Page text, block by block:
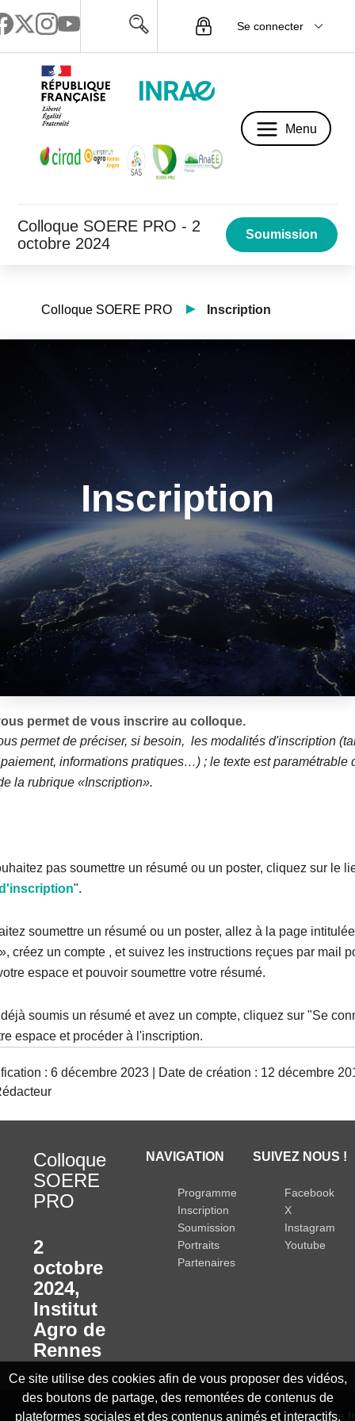
Se connecter
Menu
Colloque SOERE PRO - 2
octobre 2024
Soumission
Colloque SOERE PRO Inscription
Inscription
permet de vous inscrire au colloque.
permet de préciser, si besoin, les modalités d'inscription
informations pratiques…) ; le texte est paramétrable
la rubrique «Inscription».
pas soumettre un résumé ou un poster, cliquez sur le
".
soumettre un résumé ou un poster, allez à la page intitulée
créez un compte , et suivez les instructions reçues par mail
espace et pouvoir soumettre votre résumé.
soumis un résumé et avez un compte, cliquez sur "Se
espace et procéder à l'inscription.
: 6 décembre 2023 | Date de création : 12 décembre
Ce site utilise des cookies afin de vous proposer des vidéos,
des boutons de partage, des remontées de contenus de
plateformes sociales et des contenus animés et interactifs.
Colloque
SOERE
PRO
2
octobre
2024,
Institut
Agro de
Rennes
NAVIGATION
Programme
Inscription
Soumission
Portraits
Partenaires
SUIVEZ NOUS !
Facebook
X
Instagram
Youtube
© INRAE 2023 CGU CGV www.inrae.fr